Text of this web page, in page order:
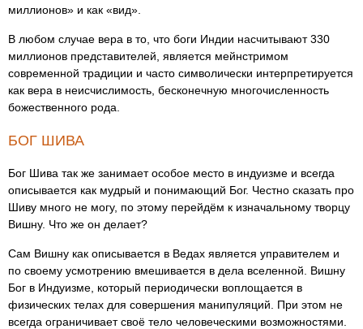
миллионов» и как «вид».
В любом случае вера в то, что боги Индии насчитывают 330
миллионов представителей, является мейнстримом
современной традиции и часто символически интерпретируется
как вера в неисчислимость, бесконечную многочисленность
божественного рода.
БОГ ШИВА
Бог Шива так же занимает особое место в индуизме и всегда
описывается как мудрый и понимающий Бог. Честно сказать про
Шиву много не могу, по этому перейдём к изначальному творцу
Вишну. Что же он делает?
Сам Вишну как описывается в Ведах является управителем и
по своему усмотрению вмешивается в дела вселенной. Вишну
Бог в Индуизме, который периодически воплощается в
физических телах для совершения манипуляций. При этом не
всегда ограничивает своё тело человеческими возможностями.